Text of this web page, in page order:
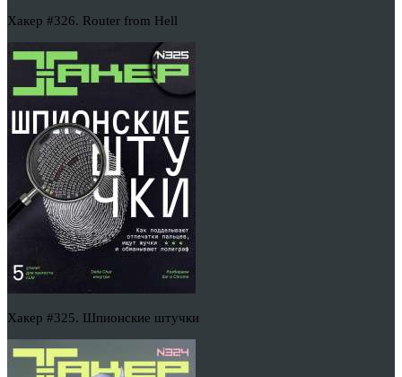
Хакер #326. Router from Hell
Хакер #325. Шпионские штучки